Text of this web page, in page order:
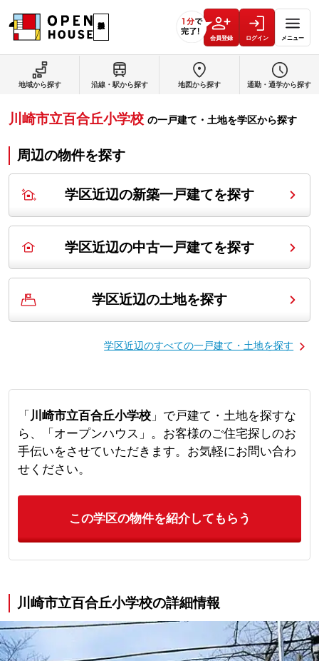
会員登録 ログイン メニュー
地域から探す 沿線・駅から探す 地図から探す 通勤・通学から探す
川崎市立百合丘小学校 の一戸建て・土地を学区から探す
周辺の物件を探す
学区近辺の新築一戸建てを探す
学区近辺の中古一戸建てを探す
学区近辺の土地を探す
学区近辺のすべての一戸建て・土地を探す
「 川崎市立百合丘小学校」で戸建て・土地を探すな
ら、「オープンハウス」。お客様のご住宅探しのお
手伝いをさせていただきます。お気軽にお問い合わ
せください。
この学区の物件を紹介してもらう
川崎市立百合丘小学校の詳細情報